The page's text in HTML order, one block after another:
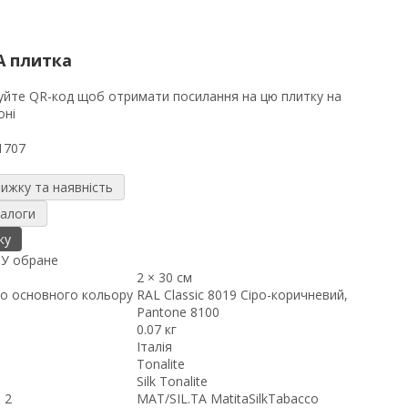
плитка
та наявність
У обране
2 × 30 см
основного кольору RAL Classic 8019 Сіро-коричневий,
Pantone 8100
0.07 кг
Італія
Tonalite
Silk Tonalite
2
MAT/SIL.TA MatitaSilkTabacco